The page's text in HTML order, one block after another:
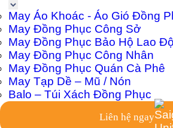
May Áo Khoác - Áo Gió Đồng
May Đồng Phục Công Sở
May Đồng Phục Bảo Hộ Lao
May Đồng Phục Công Nhân
May Đồng Phục Quán Cà Phê
May Tạp Dề – Mũ / Nón
Balo – Túi Xách Đồng Phục
Liên hệ ngay